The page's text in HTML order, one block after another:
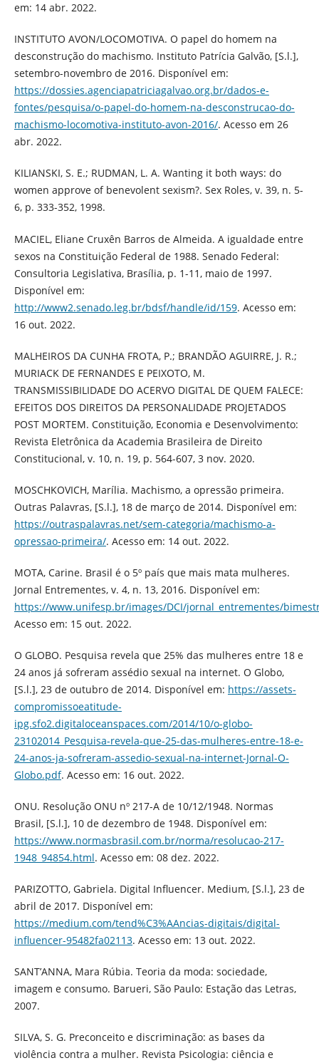
em: 14 abr. 2022.
INSTITUTO AVON/LOCOMOTIVA. O papel do homem na
desconstrução do machismo. Instituto Patrícia Galvão, [S.l.],
setembro-novembro de 2016. Disponível em:
https://dossies.agenciapatriciagalvao.org.br/dados-e-
fontes/pesquisa/o-papel-do-homem-na-desconstrucao-do-
machismo-locomotiva-instituto-avon-2016/. Acesso em 26
abr. 2022.
KILIANSKI, S. E.; RUDMAN, L. A. Wanting it both ways: do
women approve of benevolent sexism?. Sex Roles, v. 39, n. 5-
6, p. 333-352, 1998.
MACIEL, Eliane Cruxên Barros de Almeida. A igualdade entre
sexos na Constituição Federal de 1988. Senado Federal:
Consultoria Legislativa, Brasília, p. 1-11, maio de 1997.
Disponível em:
http://www2.senado.leg.br/bdsf/handle/id/159. Acesso em:
16 out. 2022.
MALHEIROS DA CUNHA FROTA, P.; BRANDÃO AGUIRRE, J. R.;
MURIACK DE FERNANDES E PEIXOTO, M.
TRANSMISSIBILIDADE DO ACERVO DIGITAL DE QUEM FALECE:
EFEITOS DOS DIREITOS DA PERSONALIDADE PROJETADOS
POST MORTEM. Constituição, Economia e Desenvolvimento:
Revista Eletrônica da Academia Brasileira de Direito
Constitucional, v. 10, n. 19, p. 564-607, 3 nov. 2020.
MOSCHKOVICH, Marília. Machismo, a opressão primeira.
Outras Palavras, [S.l.], 18 de março de 2014. Disponível em:
https://outraspalavras.net/sem-categoria/machismo-a-
opressao-primeira/. Acesso em: 14 out. 2022.
MOTA, Carine. Brasil é o 5º país que mais mata mulheres.
Jornal Entrementes, v. 4, n. 13, 2016. Disponível em:
https://www.unifesp.br/images/DCI/jornal_entrementes/
Acesso em: 15 out. 2022.
O GLOBO. Pesquisa revela que 25% das mulheres entre 18 e
24 anos já sofreram assédio sexual na internet. O Globo,
[S.l.], 23 de outubro de 2014. Disponível em: https://assets-
compromissoeatitude-
ipg.sfo2.digitaloceanspaces.com/2014/10/o-globo-
23102014_Pesquisa-revela-que-25-das-mulheres-entre-18-e-
24-anos-ja-sofreram-assedio-sexual-na-internet-Jornal-O-
Globo.pdf. Acesso em: 16 out. 2022.
ONU. Resolução ONU nº 217-A de 10/12/1948. Normas
Brasil, [S.l.], 10 de dezembro de 1948. Disponível em:
https://www.normasbrasil.com.br/norma/resolucao-217-
1948_94854.html. Acesso em: 08 dez. 2022.
PARIZOTTO, Gabriela. Digital Influencer. Medium, [S.l.], 23 de
abril de 2017. Disponível em:
https://medium.com/tend%C3%AAncias-digitais/digital-
influencer-95482fa02113. Acesso em: 13 out. 2022.
SANT’ANNA, Mara Rúbia. Teoria da moda: sociedade,
imagem e consumo. Barueri, São Paulo: Estação das Letras,
2007.
SILVA, S. G. Preconceito e discriminação: as bases da
violência contra a mulher. Revista Psicologia: ciência e